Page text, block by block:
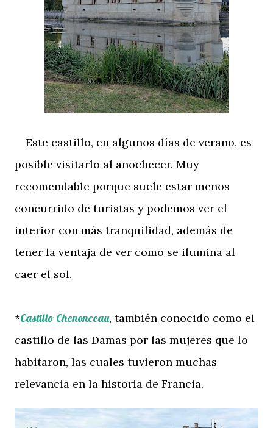
Este castillo, en algunos días de verano, es
posible visitarlo al anochecer. Muy
recomendable porque suele estar menos
concurrido de turistas y podemos ver el
interior con más tranquilidad, además de
tener la ventaja de ver como se ilumina al
caer el sol.
*Castillo Chenonceau, también conocido como el
castillo de las Damas por las mujeres que lo
habitaron, las cuales tuvieron muchas
relevancia en la historia de Francia.